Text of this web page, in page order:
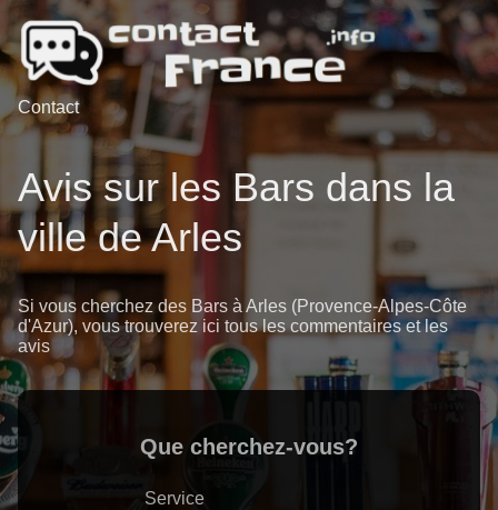
Contact
Avis sur les Bars dans la
ville de Arles
Si vous cherchez des Bars à Arles (Provence-Alpes-Côte
d'Azur), vous trouverez ici tous les commentaires et les
avis
Que cherchez-vous?
Service